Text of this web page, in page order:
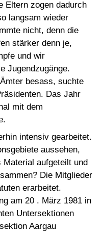
Eltern zogen dadurch
langsam wieder
nicht, denn die
stärker denn je,
und wir
Jugendzugänge.
besass, suchte
Das Jahr
mit dem
intensiv gearbeitet.
aussehen,
aufgeteilt und
Die Mitglieder
erarbeitet.
am 20 . März 1981 in
Untersektionen
Aargau